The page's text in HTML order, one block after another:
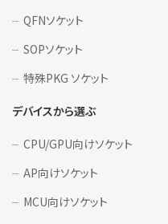
QFNソケット
SOPソケット
特殊PKG ソケット
デバイスから選ぶ
CPU/GPU向けソケット
AP向けソケット
MCU向けソケット